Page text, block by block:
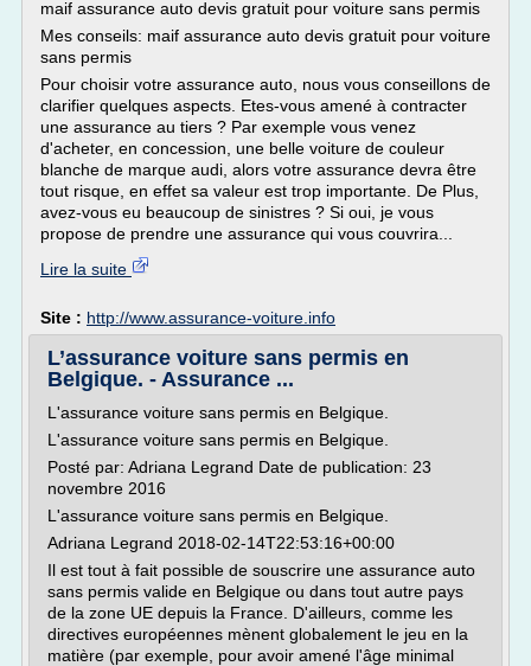
maif assurance auto devis gratuit pour voiture sans permis
Mes conseils: maif assurance auto devis gratuit pour voiture
sans permis
Pour choisir votre assurance auto, nous vous conseillons de
clarifier quelques aspects. Etes-vous amené à contracter
une assurance au tiers ? Par exemple vous venez
d'acheter, en concession, une belle voiture de couleur
blanche de marque audi, alors votre assurance devra être
tout risque, en effet sa valeur est trop importante. De Plus,
avez-vous eu beaucoup de sinistres ? Si oui, je vous
propose de prendre une assurance qui vous couvrira...
Lire la suite
Site : http://www.assurance-voiture.info
L’assurance voiture sans permis en
Belgique. - Assurance ...
L'assurance voiture sans permis en Belgique.
L'assurance voiture sans permis en Belgique.
Posté par: Adriana Legrand Date de publication: 23
novembre 2016
L'assurance voiture sans permis en Belgique.
Adriana Legrand 2018-02-14T22:53:16+00:00
Il est tout à fait possible de souscrire une assurance auto
sans permis valide en Belgique ou dans tout autre pays
de la zone UE depuis la France. D'ailleurs, comme les
directives européennes mènent globalement le jeu en la
matière (par exemple, pour avoir amené l'âge minimal